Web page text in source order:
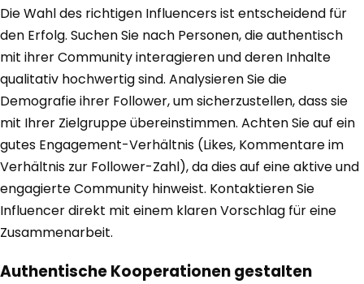
Die Wahl des richtigen Influencers ist entscheidend für
den Erfolg. Suchen Sie nach Personen, die authentisch
mit ihrer Community interagieren und deren Inhalte
qualitativ hochwertig sind. Analysieren Sie die
Demografie ihrer Follower, um sicherzustellen, dass sie
mit Ihrer Zielgruppe übereinstimmen. Achten Sie auf ein
gutes Engagement-Verhältnis (Likes, Kommentare im
Verhältnis zur Follower-Zahl), da dies auf eine aktive und
engagierte Community hinweist. Kontaktieren Sie
Influencer direkt mit einem klaren Vorschlag für eine
Zusammenarbeit.
Authentische Kooperationen gestalten